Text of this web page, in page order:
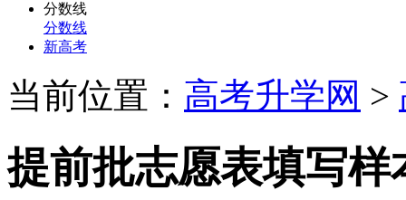
分数线
分数线
新高考
当前位置： 高考升学网 >
提前批志愿表填写样